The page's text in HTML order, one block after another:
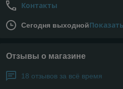
Контакты
Сегодня выходной
Отзывы о магазине
18 отзывов за всё время